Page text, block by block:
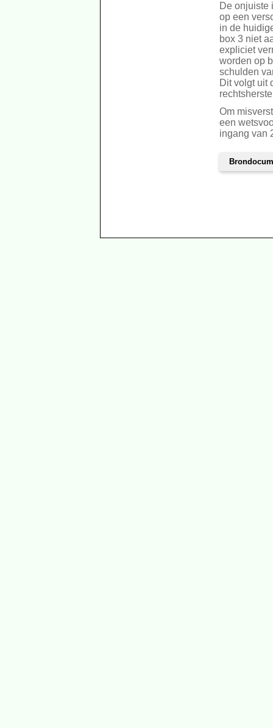
De onjuiste
op een
in de
box 3 niet
expliciet
worden op
schulden
Dit volgt uit
Om
een
ingang van